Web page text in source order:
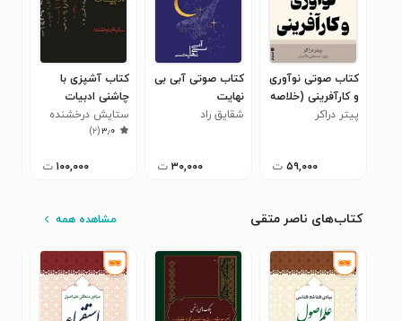
کتاب صوتی نوآوری
و کارآفرینی (خلاصه
کتاب)
پیتر دراکر
۵۹,۰۰۰ ت
کتاب صوتی آبی بی
نهایت
شقایق راد
۳۰,۰۰۰ ت
کتاب آشپزی با
چاشنی ادبیات
ستایش درخشنده
۳٫۰(۲)
۱۰۰,۰۰۰ ت
کتاب‌های ناصر متقی مشاهده همه